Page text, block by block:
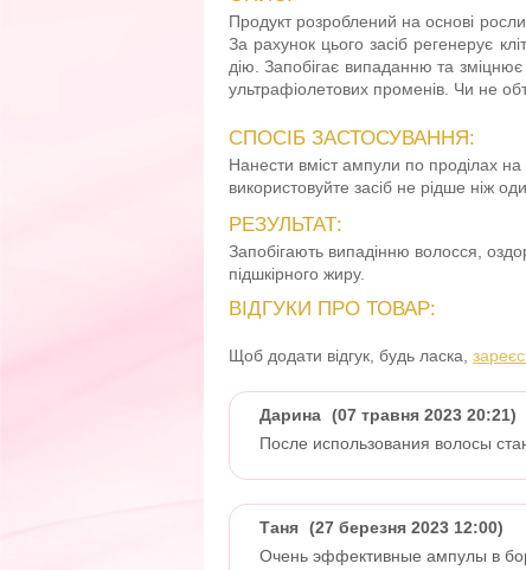
Продукт розроблений на основі
За рахунок цього засіб регенерує
дію. Запобігає випаданню та
ультрафіолетових променів. Чи не
СПОСІБ ЗАСТОСУВАННЯ:
Нанести вміст ампули по проділах
використовуйте засіб не рідше ніж
РЕЗУЛЬТАТ:
Запобігають випадінню волосся,
підшкірного жиру.
ВІДГУКИ ПРО ТОВАР:
Щоб додати відгук, будь ласка,
Дарина (07 травня 2023 20:21)
После использования волосы
Таня (27 березня 2023 12:00)
Очень эффективные ампулы в